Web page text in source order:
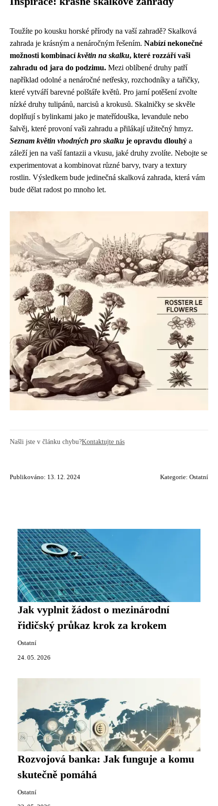
Toužíte po kousku horské přírody na vaší zahradě? Skalková
zahrada je krásným a nenáročným řešením. Nabízí nekonečné
možnosti kombinacíkvětin na skalku, které rozzáří vaši
zahradu od jara do podzimu. Mezi oblíbené druhy patří
například odolné a nenáročné netřesky, rozchodníky a tařičky,
které vytváří barevné polštáře květů. Pro jarní potěšení zvolte
nízké druhy tulipánů, narcisů a krokusů. Skalničky se skvěle
doplňují s bylinkami jako je mateřídouška, levandule nebo
šalvěj, které provoní vaši zahradu a přilákají užitečný hmyz.
Seznam květin vhodných pro skalku je opravdu dlouhý a
záleží jen na vaší fantazii a vkusu, jaké druhy zvolíte. Nebojte se
experimentovat a kombinovat různé barvy, tvary a textury
rostlin. Výsledkem bude jedinečná skalková zahrada, která vám
bude dělat radost po mnoho let.
Našli jste v článku chybu?Kontaktujte nás
Publikováno: 13. 12. 2024 Kategorie: Ostatní
Jak vyplnit žádost o mezinárodní
řidičský průkaz krok za krokem
Ostatní
24. 05. 2026
Rozvojová banka: Jak funguje a komu
skutečně pomáhá
Ostatní